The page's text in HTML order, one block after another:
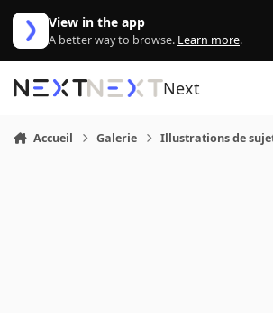
Aller au contenu
View in the app
A better way to browse. Learn more.
Next
Accueil Galerie Illustrations de